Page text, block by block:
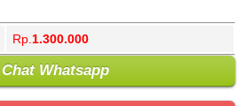
Rp. 1.300.000
Chat Whatsapp